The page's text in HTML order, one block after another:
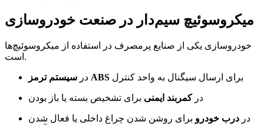
میکروسوئیچ سیم‌دار در صنعت خودروسازی
خودروسازی یکی از صنایع پرمصرف در استفاده از میکروسوئیچ‌ها
است.
در سیستم ترمز ABS برای ارسال سیگنال به واحد کنترل
درکمربند ایمنی برای تشخیص بسته یا باز بودن
در درب خودرو برای روشن شدن چراغ داخلی یا فعال شدن